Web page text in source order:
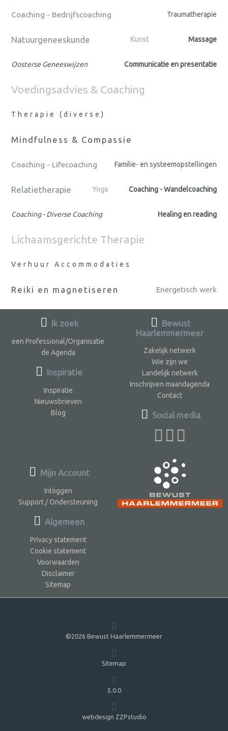
Coaching - Bedrijfscoaching Traumatherapie
Natuurgeneeskunde Kunst Massage
Oosterse Geneeswijzen Communicatie en presentatie
Voedingsadvies & Coaching
Therapie (diverse)
Mindfulness & Compassie
Coaching - Lifecoaching Familie- en systeemopstellingen
Relatietherapie Yoga Coaching - Wandelcoaching
Coaching - Diverse Coaching Healing en reading
Lichaamsgerichte Therapie
Verhuur Accommodaties
Reiki en magnetiseren Energetisch werk
Ik zoek
een Professional/Organisatie
de Agenda
Inspiratie
Inspiratie
Nieuwsbrieven
Blog
Bewust
Haarlemmermeer
Zakelijk netwerk
Wie zijn we
Landelijk netwerk
Inschrijven maandagenda
Contact
Social media
Mijn Account
Inloggen
Support / Ondersteuning
Algemeen
Privacy statement
Cookie statement
Voorwaarden
Disclaimer
Sitemap
©2026 Bewust Haarlemmermeer
Sitemap
5.0.0
webdesign ZZPstudio